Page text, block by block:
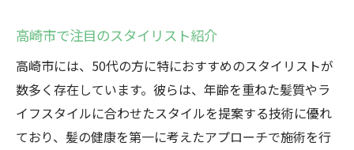
高崎市で注目のスタイリスト紹介
高崎市には、50代の方に特におすすめのスタイリストが
数多く存在しています。彼らは、年齢を重ねた髪質やラ
イフスタイルに合わせたスタイルを提案する技術に優れ
ており、髪の健康を第一に考えたアプローチで施術を行